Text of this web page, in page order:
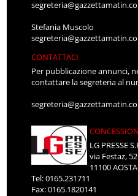
Stefania Muscolo
CONTATTACI
Per pubblicazione annunci,
contattare la segreteria al
LG PRESSE
via Festaz, 52
11100 AOSTA
Tel: 0165.231711
Fax: 0165.1820141
E-mail